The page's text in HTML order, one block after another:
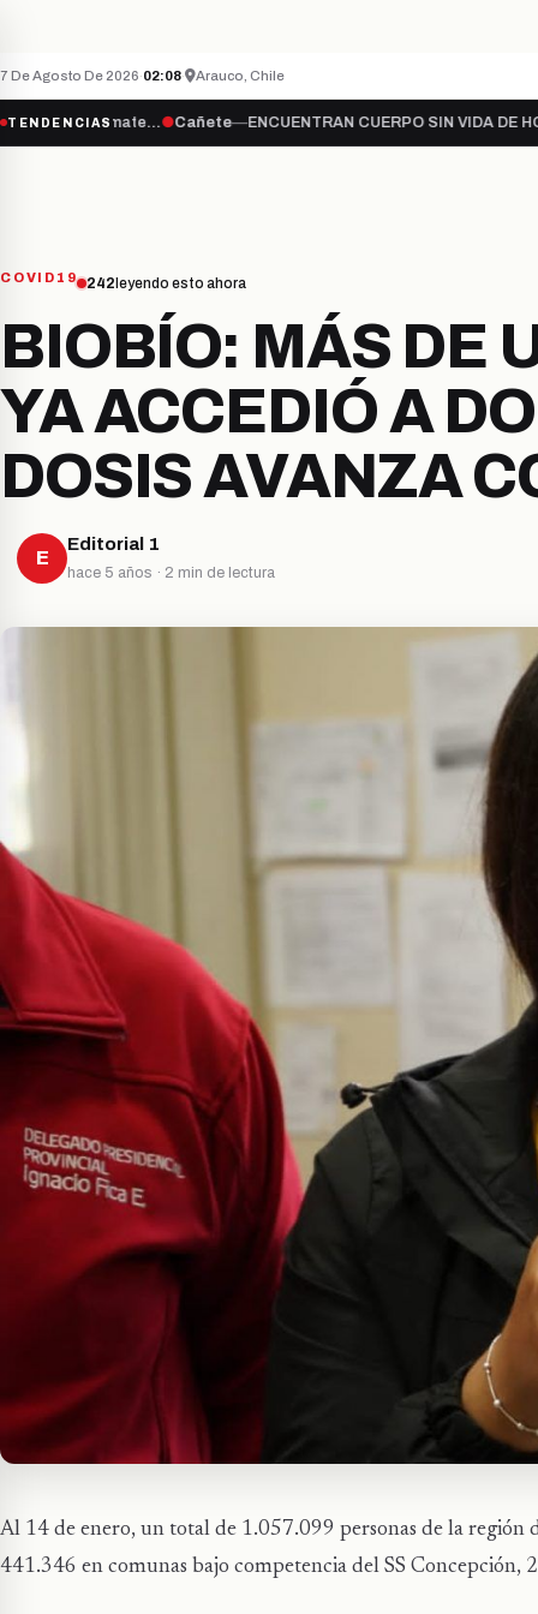
7 De Agosto De 2026·02:08· Arauco, Chile
TENDENCIAS
●Cañete—ENCUENTRAN CUERPO SIN VIDA DE HOMBRE
COVID19 242 leyendo esto ahora
BIOBÍO: MÁS DE
YA ACCEDIÓ A
DOSIS AVANZA
E
Editorial 1
hace 5 años · 2 min de lectura
Al 14 de enero, un total de 1.057.099 personas de la región
441.346 en comunas bajo competencia del SS